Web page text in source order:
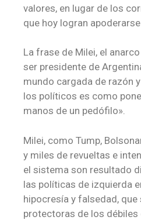
valores, en lugar de los
que hoy logran
La frase de Milei, el
ser presidente de
mundo cargada de razón
los políticos es como
manos de un pedófilo».
Milei, como Tump,
y miles de revueltas e
el sistema son resultado
las políticas de izquierda
hipocresía y falsedad,
protectoras de los débiles